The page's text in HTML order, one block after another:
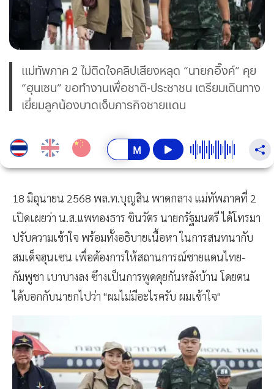
แม่ทัพภาค 2 ไม่ติดใจคลิปเสียงหลุด “นายกอิ๊งค์” คุย
“ฮุนเซน” ขอทำงานเพื่อชาติ-ประชาชน เตรียมเดินทาง
เยี่ยมลูกน้องบาดเจ็บภารกิจชายแดน
18 มิถุนายน 2568 พล.ท.บุญสิน พาดกลาง แม่ทัพภาคที่ 2
เปิดเผยว่า น.ส.แพทองธาร ชินวัตร นายกรัฐมนตรี ได้โทรมา
ปรับความเข้าใจ พร้อมทั้งอธิบายเนื้อหา ในการสนทนากับ
สมเด็จฮุนเซน เพื่อต้องการให้สถานการณ์ชายแดนไทย-
กัมพูชา เบาบางลง ซึางเป็นการพูดคุยกันหลังบ้าน โดยตน
ได้บอกกับนายกไปว่า "ผมไม่มีอะไรครับ ผมเข้าใจ"